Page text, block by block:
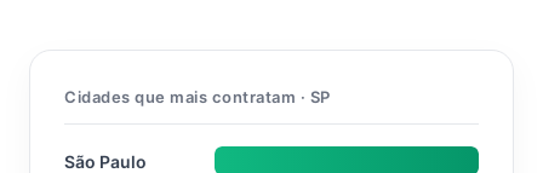
Cidades que mais contratam · SP
São Paulo